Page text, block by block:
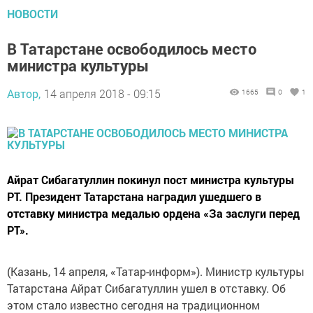
НОВОСТИ
В Татарстане освободилось место
министра культуры
Автор, 14 апреля 2018 - 09:15 1665 0 1
Айрат Сибагатуллин покинул пост министра культуры
РТ. Президент Татарстана наградил ушедшего в
отставку министра медалью ордена «За заслуги перед
РТ».
(Казань, 14 апреля, «Татар-информ»). Министр культуры
Татарстана Айрат Сибагатуллин ушел в отставку. Об
этом стало известно сегодня на традиционном